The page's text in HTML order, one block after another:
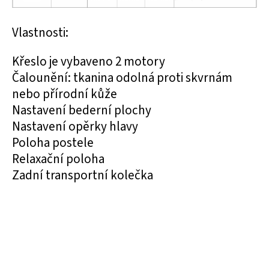
Vlastnosti:
Křeslo je vybaveno 2 motory
Čalounění: tkanina odolná proti skvrnám
nebo přírodní kůže
Nastavení bederní plochy
Nastavení opěrky hlavy
Poloha postele
Relaxační poloha
Zadní transportní kolečka